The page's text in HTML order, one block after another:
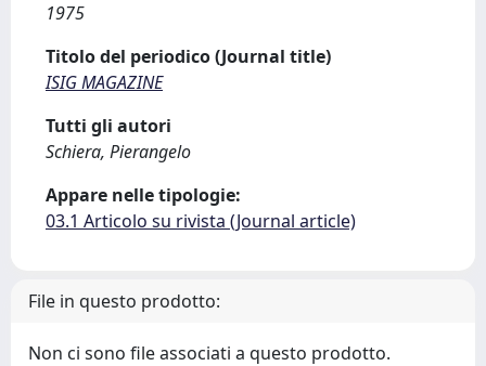
1975
Titolo del periodico (Journal title)
ISIG MAGAZINE
Tutti gli autori
Schiera, Pierangelo
Appare nelle tipologie:
03.1 Articolo su rivista (Journal article)
File in questo prodotto:
Non ci sono file associati a questo prodotto.